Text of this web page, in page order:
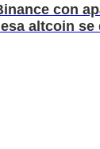
con
altcoin